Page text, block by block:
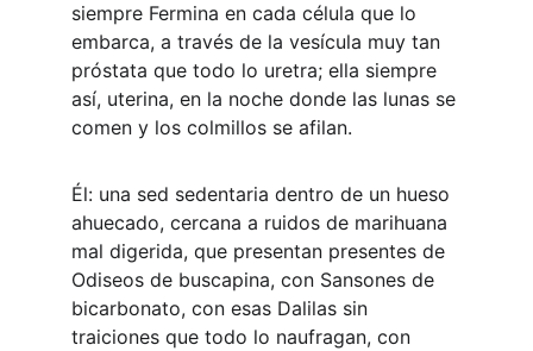
siempre Fermina en cada célula que lo
embarca, a través de la vesícula muy tan
próstata que todo lo uretra; ella siempre
así, uterina, en la noche donde las lunas se
comen y los colmillos se afilan.
Él: una sed sedentaria dentro de un hueso
ahuecado, cercana a ruidos de marihuana
mal digerida, que presentan presentes de
Odiseos de buscapina, con Sansones de
bicarbonato, con esas Dalilas sin
traiciones que todo lo naufragan, con